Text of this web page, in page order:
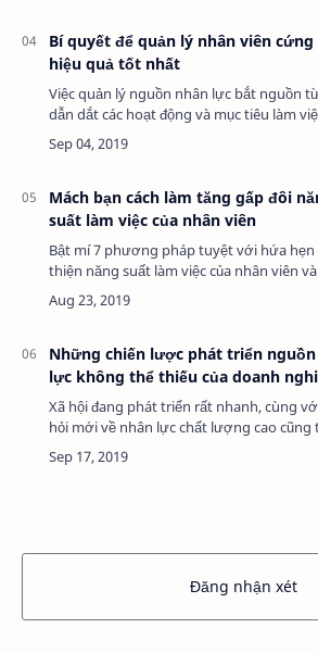
Bí quyết để quản lý nhân viên cứng
hiệu quả tốt nhất
Việc quản lý nguồn nhân lực bắt nguồn
dẫn dắt các hoạt động và mục tiêu làm
Người làm công việc quản lý nhân sự sẽ
trách nhiệm phát triển các quy trình và
Mách bạn cách làm tăng gấp đôi
suất làm việc của nhân viên
Bật mí 7 phương pháp tuyệt với hứa hẹn
thiện năng suất làm việc của nhân viên
nghiệp bạn lên nhiều lần. Tất cả các doanh
nghiệp thành công đều hiểu năng su…
Những chiến lược phát triển
lực không thể thiếu của doanh
Xã hội đang phát triển rất nhanh, cùng
hỏi mới về nhân lực chất lượng cao cũng
không ngừng. Đầu tư vào việc phát triển
nhân lực ngay trong doanh nghiệp l…
Đăng nhận xét